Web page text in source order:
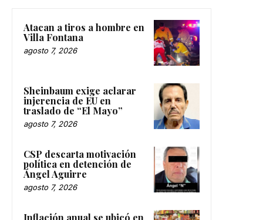
Atacan a tiros a hombre en
Villa Fontana
agosto 7, 2026
Sheinbaum exige aclarar
injerencia de EU en
traslado de “El Mayo”
agosto 7, 2026
CSP descarta motivación
política en detención de
Ángel Aguirre
agosto 7, 2026
Inflación anual se ubicó en